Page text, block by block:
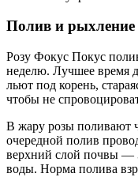
Полив и рыхление
Розу Фокус Покус
неделю. Лучшее время
льют под корень,
чтобы не
В жару розы поливают
очередной полив
верхний слой почвы —
воды. Норма полива